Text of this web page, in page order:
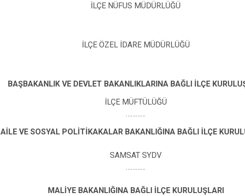
İLÇE NÜFUS MÜDÜRLÜĞÜ
İLÇE ÖZEL İDARE MÜDÜRLÜĞÜ
BAŞBAKANLIK VE DEVLET BAKANLIKLARINA BAĞLI İLÇE
İLÇE MÜFTÜLÜĞÜ
…………
AİLE VE SOSYAL POLİTİKAKALAR BAKANLIĞINA BAĞLI İLÇE
SAMSAT SYDV
…………
MALİYE BAKANLIĞINA BAĞLI İLÇE KURULUŞLARI